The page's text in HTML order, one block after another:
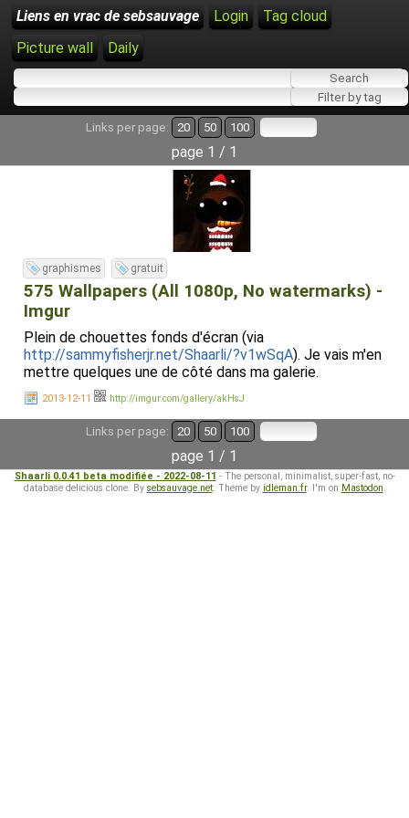
Liens en vrac de sebsauvage Login
Tag cloud
Picture wall
Daily
Links per page: 20 50 100
page 1 / 1
graphismes gratuit
575 Wallpapers (All 1080p, No watermarks) -
Imgur
Plein de chouettes fonds d'écran (via
http://sammyfisherjr.net/Shaarli/?v1wSqA). Je vais m'en
mettre quelques une de côté dans ma galerie.
2013-12-11 http://imgur.com/gallery/akHsJ
Links per page: 20 50 100
page 1 / 1
Shaarli 0.0.41 beta modifiée - 2022-08-11 - The personal, minimalist, super-fast, no-
database delicious clone. By sebsauvage.net. Theme by idleman.fr. I'm on Mastodon.